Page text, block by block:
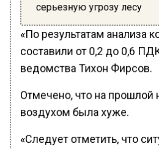
серьезную угрозу лесу
«По результатам анализа
составили от 0,2 до 0,6
ведомства Тихон Фирсов.
Отмечено, что на прошлой
воздухом была хуже.
«Следует отметить, что